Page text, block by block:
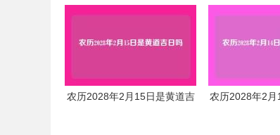
日吗
日
农历2028年2月15日是黄道吉
农历2028年2